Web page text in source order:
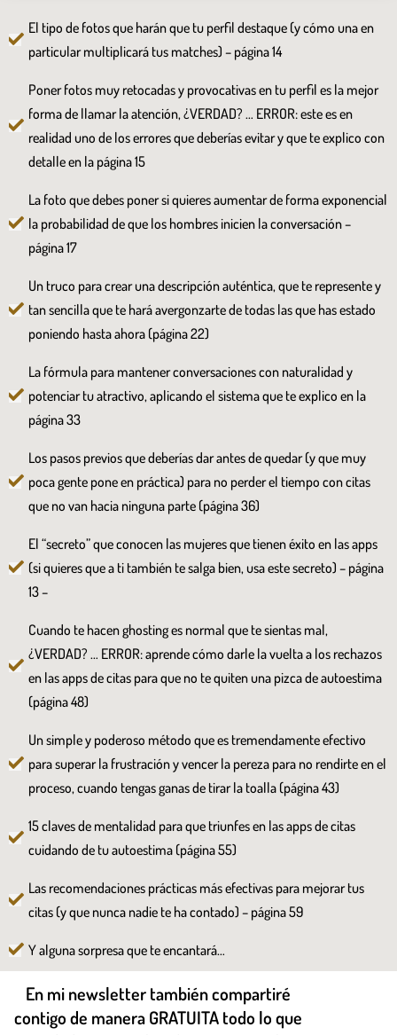
El tipo de fotos que harán que tu perfil destaque (y cómo una en
particular multiplicará tus matches) – página 14
Poner fotos muy retocadas y provocativas en tu perfil es la mejor
forma de llamar la atención, ¿VERDAD? … ERROR: este es en
realidad uno de los errores que deberías evitar y que te explico con
detalle en la página 15
La foto que debes poner si quieres aumentar de forma exponencial
la probabilidad de que los hombres inicien la conversación –
página 17
Un truco para crear una descripción auténtica, que te represente y
tan sencilla que te hará avergonzarte de todas las que has estado
poniendo hasta ahora (página 22)
La fórmula para mantener conversaciones con naturalidad y
potenciar tu atractivo, aplicando el sistema que te explico en la
página 33
Los pasos previos que deberías dar antes de quedar (y que muy
poca gente pone en práctica) para no perder el tiempo con citas
que no van hacia ninguna parte (página 36)
El “secreto” que conocen las mujeres que tienen éxito en las apps
(si quieres que a ti también te salga bien, usa este secreto) – página
13 –
Cuando te hacen ghosting es normal que te sientas mal,
¿VERDAD? … ERROR: aprende cómo darle la vuelta a los rechazos
en las apps de citas para que no te quiten una pizca de autoestima
(página 48)
Un simple y poderoso método que es tremendamente efectivo
para superar la frustración y vencer la pereza para no rendirte en el
proceso, cuando tengas ganas de tirar la toalla (página 43)
15 claves de mentalidad para que triunfes en las apps de citas
cuidando de tu autoestima (página 55)
Las recomendaciones prácticas más efectivas para mejorar tus
citas (y que nunca nadie te ha contado) – página 59
Y alguna sorpresa que te encantará…
En mi newsletter también compartiré
contigo de manera GRATUITA todo lo que